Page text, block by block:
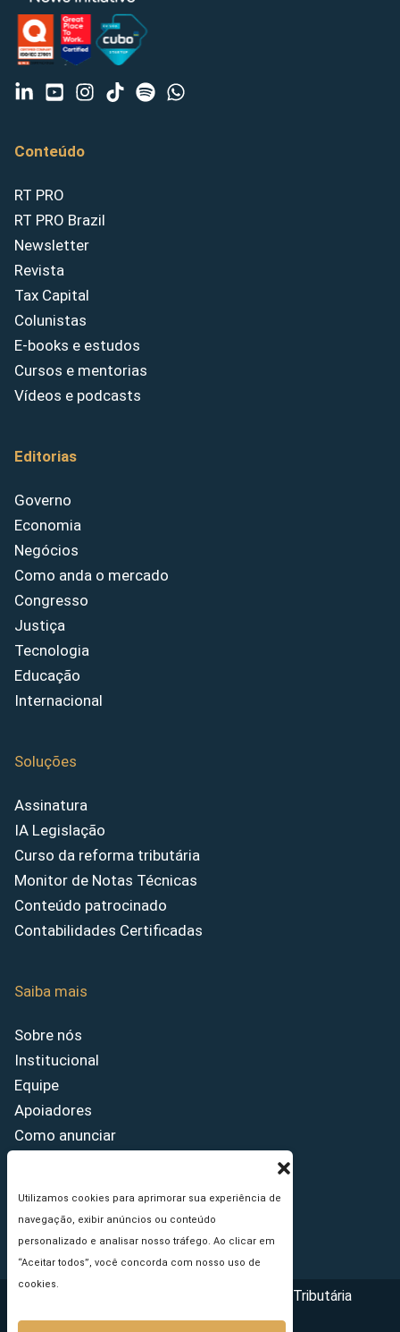
Utilizamos cookies para aprimorar sua experiência de
navegação, exibir anúncios ou conteúdo
personalizado e analisar nosso tráfego. Ao clicar em
“Aceitar todos”, você concorda com nosso uso de
cookies.
Conteúdo
RT PRO
RT PRO Brazil
Newsletter
Revista
Tax Capital
Colunistas
E-books e estudos
Cursos e mentorias
Vídeos e podcasts
Editorias
Governo
Economia
Negócios
Como anda o mercado
Congresso
Justiça
Tecnologia
Educação
Internacional
Soluções
Assinatura
IA Legislação
Curso da reforma tributária
Monitor de Notas Técnicas
Conteúdo patrocinado
Contabilidades Certificadas
Saiba mais
Sobre nós
Institucional
Equipe
Apoiadores
Como anunciar
Princípios Editoriais
Copyright © 2026 - Portal da Reforma Tributária